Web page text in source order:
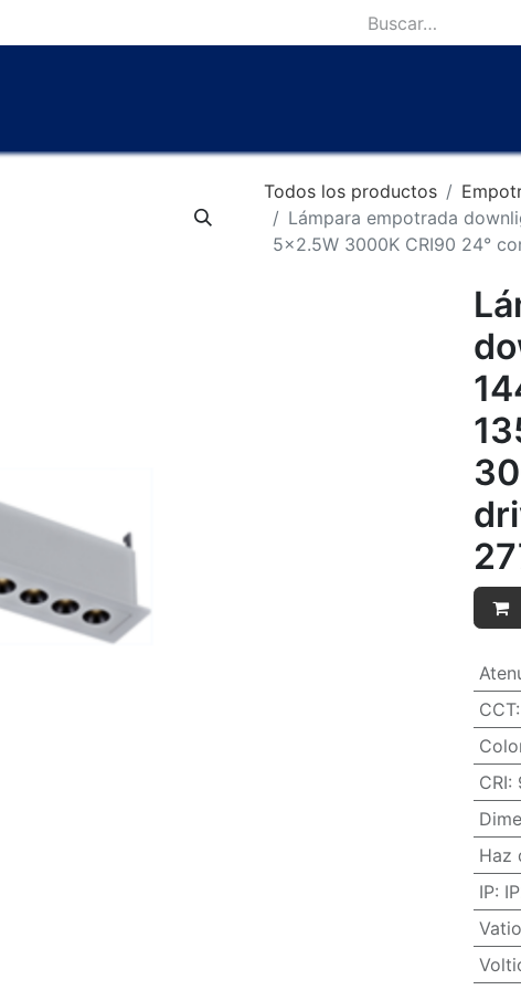
Todos los productos
Lámpara empotrada
5x2.5W 3000K CRI90 24°
CCT:
CRI:
Haz
IP: